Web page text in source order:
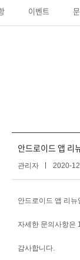
이벤트
안드로이드 앱 리
관리자 2020-
안드로이드 앱 리
자세한 문의사항은
감사합니다.